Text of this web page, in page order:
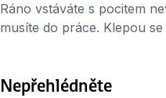
Ráno vstáváte s pocitem
musíte do práce. Klepou
Večer si lehnete do postele
Nepřehlédněte